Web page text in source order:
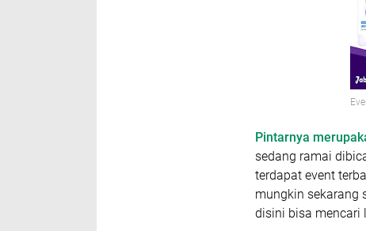
Pintarnya
sedang ramai
terdapat event
mungkin sekarang
disini bisa mencari